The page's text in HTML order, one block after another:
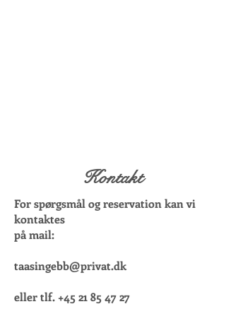
Kontakt
For spørgsmål og reservation kan vi
kontaktes
på mail:
taasingebb@privat.dk
eller tlf. +45 21 85 47 27